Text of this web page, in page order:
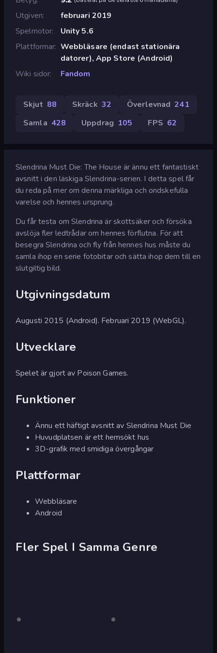
Utgiven
februari 2019
Spelmotor
Unity 5.6
Plattformar Webbläsare (endast stationära
datorer), App Store (Android)
Wiki sidor
Fandom
Skjut 88 Skräck 32 Överlevnad 241
Samla 428 Uppdrag 105 FPS 62
Slendrina Must Die: The House är ännu ett fantastiskt
avsnitt i den läskiga Slendrina-serien. I detta spel får
du reda på mer om denna märkliga och ondskefulla
varelse och hennes ursprung.
Du får testa om Slendrina är skottsäker och försöka
avslöja fler ledtrådar om hennes förflutna. För att
besegra Slendrina och fly från hennes hus måste du
samla ihop en serie fotobitar och sätta ihop dem till en
slutgiltig bild.
Utgivningsdatum
Augusti 2015 (Android). Februari 2019 (WebGL).
Utvecklare
Spelet är gjort av Poison Games.
Funktioner
Ännu ett häftigt avsnitt av Slendrina Must Die
Huvudplatsen är ett hemsökt hus
3D-grafik med smidiga övergångar
Plattformar
Webbläsare
Android
Fler Spel I Samma Genre
Slendrina
Endast
Slendrina
Endast